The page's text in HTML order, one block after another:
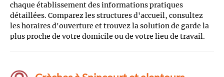
chaque établissement des informations pratiques
détaillées. Comparez les structures d'accueil, consultez
les horaires d'ouverture et trouvez la solution de garde la
plus proche de votre domicile ou de votre lieu de travail.